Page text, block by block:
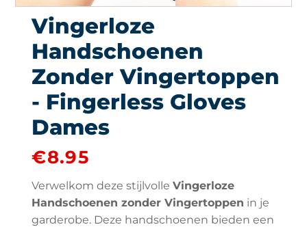
Vingerloze
Handschoenen
Zonder Vingertoppen
- Fingerless Gloves
Dames
€8.95
Verwelkom deze stijlvolleVingerloze
Handschoenen zonder Vingertoppen in je
garderobe. Deze handschoenen bieden een